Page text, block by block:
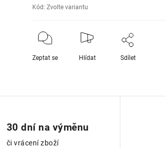
Kód: Zvolte variantu
Zeptat se Hlídat Sdílet
30 dní na výměnu
či vrácení zboží